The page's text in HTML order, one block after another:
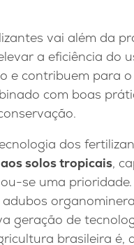
vai além da
a eficiência do
e contribuem para
com boas
dos
solos tropicais,
se uma
geração de
brasileira